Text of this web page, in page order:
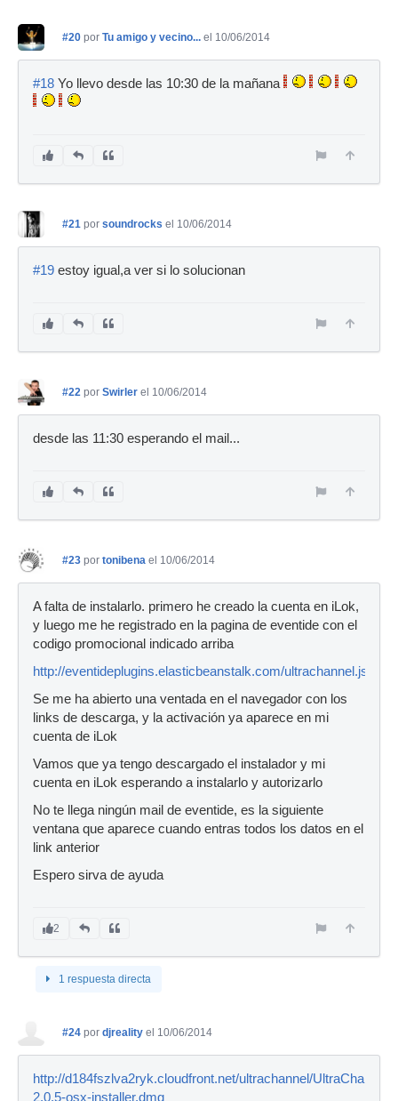
#20 por Tu amigo y vecino... el 10/06/2014
#18 Yo llevo desde las 10:30 de la mañana
#21 por soundrocks el 10/06/2014
#19 estoy igual,a ver si lo solucionan
#22 por Swirler el 10/06/2014
desde las 11:30 esperando el mail...
#23 por tonibena el 10/06/2014
A falta de instalarlo. primero he creado la cuenta en iLok,
y luego me he registrado en la pagina de eventide con el
codigo promocional indicado arriba
http://eventideplugins.elasticbeanstalk.com/ultrachannel.jsp
Se me ha abierto una ventada en el navegador con los
links de descarga, y la activación ya aparece en mi
cuenta de iLok
Vamos que ya tengo descargado el instalador y mi
cuenta en iLok esperando a instalarlo y autorizarlo
No te llega ningún mail de eventide, es la siguiente
ventana que aparece cuando entras todos los datos en el
link anterior
Espero sirva de ayuda
2
1 respuesta directa
#24 por djreality el 10/06/2014
http://d184fszlva2ryk.cloudfront.net/ultrachannel/UltraChannel-
2.0.5-osx-installer.dmg